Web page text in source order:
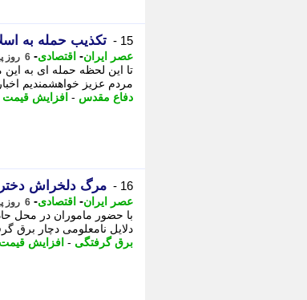
15 - تکذیب حمله به
عصر ایران- اقتصادی- 6 روز پیش - شنبه 10 مرداد 1405، 14:50
مردم عزیز خواهشمندیم اخبار
دفاع مقدس - افزایش قیمت
16 - مرگ دلخراش دختر 18 ساله بر اثر برق گرفتگی
عصر ایران- اقتصادی- 6 روز پیش - شنبه 10 مرداد 1405، 14:25
دلایل نامعلومی دچار برق گرفتگی شدید شده
برق گرفتگی - افزایش